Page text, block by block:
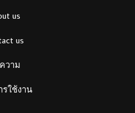
us
us
วาม
รใช้งาน